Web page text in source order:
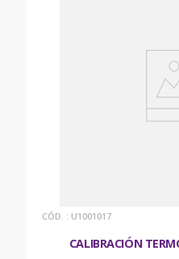
: U1001017
CALIBRACIÓN